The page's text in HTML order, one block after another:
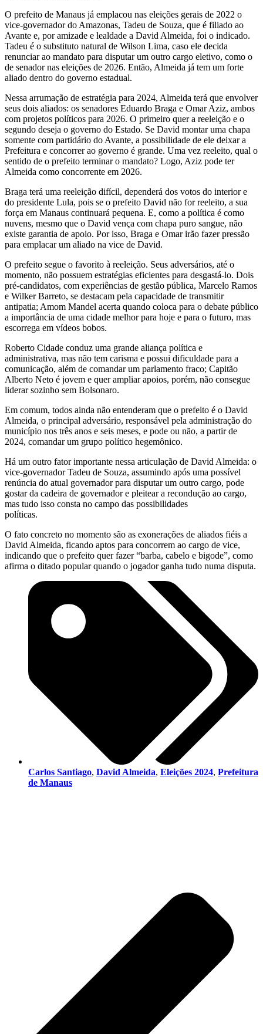
O prefeito de Manaus já emplacou nas eleições gerais de 2022 o
vice-governador do Amazonas, Tadeu de Souza, que é filiado ao
Avante e, por amizade e lealdade a David Almeida, foi o indicado.
Tadeu é o substituto natural de Wilson Lima, caso ele decida
renunciar ao mandato para disputar um outro cargo eletivo, como o
de senador nas eleições de 2026. Então, Almeida já tem um forte
aliado dentro do governo estadual.
Nessa arrumação de estratégia para 2024, Almeida terá que envolver
seus dois aliados: os senadores Eduardo Braga e Omar Aziz, ambos
com projetos políticos para 2026. O primeiro quer a reeleição e o
segundo deseja o governo do Estado. Se David montar uma chapa
somente com partidário do Avante, a possibilidade de ele deixar a
Prefeitura e concorrer ao governo é grande. Uma vez reeleito, qual o
sentido de o prefeito terminar o mandato? Logo, Aziz pode ter
Almeida como concorrente em 2026.
Braga terá uma reeleição difícil, dependerá dos votos do interior e
do presidente Lula, pois se o prefeito David não for reeleito, a sua
força em Manaus continuará pequena. E, como a política é como
nuvens, mesmo que o David vença com chapa puro sangue, não
existe garantia de apoio. Por isso, Braga e Omar irão fazer pressão
para emplacar um aliado na vice de David.
O prefeito segue o favorito à reeleição. Seus adversários, até o
momento, não possuem estratégias eficientes para desgastá-lo. Dois
pré-candidatos, com experiências de gestão pública, Marcelo Ramos
e Wilker Barreto, se destacam pela capacidade de transmitir
antipatia; Amom Mandel acerta quando coloca para o debate público
a importância de uma cidade melhor para hoje e para o futuro, mas
escorrega em vídeos bobos.
Roberto Cidade conduz uma grande aliança política e
administrativa, mas não tem carisma e possui dificuldade para a
comunicação, além de comandar um parlamento fraco; Capitão
Alberto Neto é jovem e quer ampliar apoios, porém, não consegue
liderar sozinho sem Bolsonaro.
Em comum, todos ainda não entenderam que o prefeito é o David
Almeida, o principal adversário, responsável pela administração do
município nos três anos e seis meses, e pode ou não, a partir de
2024, comandar um grupo político hegemônico.
Há um outro fator importante nessa articulação de David Almeida: o
vice-governador Tadeu de Souza, assumindo após uma possível
renúncia do atual governador para disputar um outro cargo, pode
gostar da cadeira de governador e pleitear a recondução ao cargo,
mas tudo isso consta no campo das possibilidades
O fato concreto no momento são as exonerações de aliados fiéis a
David Almeida, ficando aptos para concorrem ao cargo de vice,
indicando que o prefeito quer fazer “barba, cabelo e bigode”, como
afirma o ditado popular quando o jogador ganha tudo numa disputa.
Carlos Santiago, David Almeida, Eleições 2024, Prefeitura
de Manaus